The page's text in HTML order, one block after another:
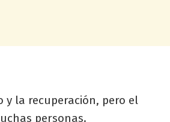
y la recuperación, pero el
personas.